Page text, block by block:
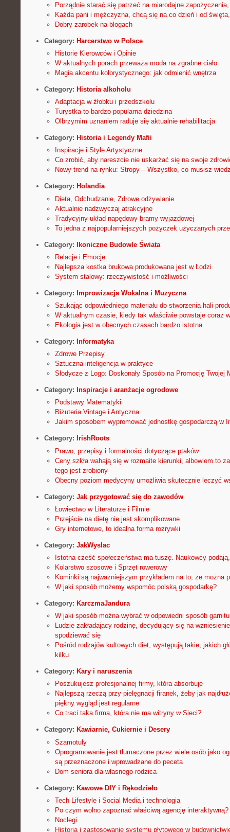
Porządnie starać się patrzeć na miarodajne
Każda pani i mężczyzna, chcą się na co dzień i od
Dobry zarobek na blogach
Category: Harcerstwo w Polsce
Historie Kierowców i Opinie
W aktualnych porach przeważa moda na zgrabne ciało
Magia akcentu kolorystycznego: jak odmienić wnętrza
Category: Historia alkoholu
Adaptacja w żłobku i przedszkolu
Turystka to bardzo popularna dziedzina
Olbrzymim uznaniem raduje się aktualnie rehabilitacja
Category: Historia i Legendy Mafii
Inspiracje i Style Artystyczne
Co zrobić, aby nareszcie nie uskarżać się na swoje
Nowy trend na rynku: Stropy – Wszystko, co musisz
Category: Holandia
Dieta, Odchudzanie, Zdrowe odżywianie
Aktualnie nadzwyczaj atrakcyjne
Tradycyjny układ napędowy bramy wyjazdowej
To jedna z najpopularniejszych pożyczek użyczanych
Category: Ikoniczne Budowle Świata
Relacje i Emocje
Najlepsza kostka brukowa produkowana jest w Łodzi
System stalowy: rzeczywistość i możliwości
Category: Improwizacja Wokalna i Muzyczna
Szukając odpowiedniego materiału do stworzenia hali
W aktualnym czasie, kiedy tak właściwie powstaje coraz
Ekologia jest w obecnych czasach bardzo istotna
Category: Informatyka
Zdrowe Przepisy
Sztuczna inteligencja w praktyce
Słodycze z Logo: Doskonały Sposób na Promocję Twojej
Category: Inspiracje i aranżacje ogrodowe
Podstawy Matematyki
Biżuteria Vintage i Antyczna
Jakim sposobem wypromować jednostkę gospodarczą w
Category: IrishRoots
Prawo, przepisy i formalności dotyczące ptaków
Ceny szkła wahają się w rozmaite kierunki, albowiem to
tego jest zrobiony
Obecny poziom medycyny umożliwia skutecznie leczyć
Category: Jak przygotować się do zawodów
Łowiectwo w Literaturze i Filmie
Przejście na dietę nie jest skomplikowane
Gry internetowe, to idealna forma rozrywki
Category: JakWyslac
Istotna cześć społeczeństwa ma tuszę. Naukowcy
Kolarstwo szosowe i Sprzęt rowerowy
Kominki są najważniejszym przykładem na to, że można
W jaki sposób możemy wspomóc polską gospodarkę?
Category: KarczmaJandura
W jaki sposób można wybrać w odpowiedni sposób
Ludzie zakładający rodzinę, decydujący się na
spodziewać się
Pośród rodzajów kultowych diet, występują takie, jakich
kilku
Category: Kary i naruszenia
Poszukujesz profesjonalnej firmy, która absorbuje
Najlepszą rzeczą przy pielęgnacji firanek, żeby jak
piękny wygląd jest regularne
Co traci taka firma, która nie ma witryny w Sieci?
Category: Kawiarnie, Cukiernie i Desery
Szamotuły
Oprogramowanie jest tłumaczone przez wiele osób jako
są przeznaczone i wprowadzane do peceta
Dom seniora dla własnego rodzica
Category: Kawowe DIY i Rękodzieło
Tech Lifestyle i Social Media i technologia
Po czym wolno zapoznać właściwą agencję interaktywną?
Noclegi
Historia i zastosowanie systemu płytowego w